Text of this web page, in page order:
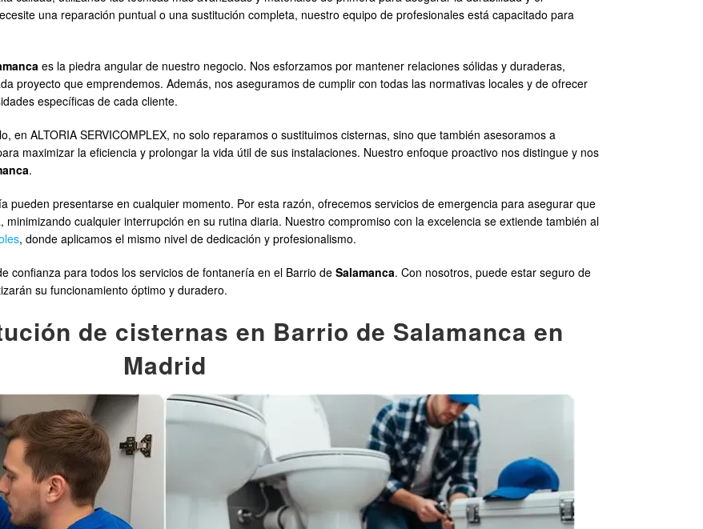
una reparación puntual o una sustitución completa, nuestro equipo de profesionales está capacitado para
es la piedra angular de nuestro negocio. Nos esforzamos por mantener relaciones sólidas y duraderas,
proyecto que emprendemos. Además, nos aseguramos de cumplir con todas las normativas locales y de ofrecer
específicas de cada cliente.
en ALTORIA SERVICOMPLEX, no solo reparamos o sustituimos cisternas, sino que también asesoramos a
maximizar la eficiencia y prolongar la vida útil de sus instalaciones. Nuestro enfoque proactivo nos distingue y nos
.
pueden presentarse en cualquier momento. Por esta razón, ofrecemos servicios de emergencia para asegurar que
cualquier interrupción en su rutina diaria. Nuestro compromiso con la excelencia se extiende también al
, donde aplicamos el mismo nivel de dedicación y profesionalismo.
confianza para todos los servicios de fontanería en el Barrio de Salamanca. Con nosotros, puede estar seguro de
su funcionamiento óptimo y duradero.
de cisternas en Barrio de Salamanca en
Madrid